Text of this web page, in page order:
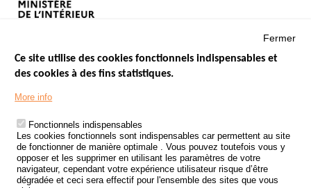
Menu
Footer
LES SITES PUBLICS
ÉTAT DE L’INSÉCURITÉ ROUTIÈRE
TRAITEMENT DES DONNÉES PERSONNELLES DES ACCIDENTS DE
LA ROUTE
ETUDES ET RECHERCHES
Fermer
Ce site utilise des cookies fonctionnels indispensables et
des cookies à des fins statistiques.
More info
Fonctionnels indispensables
Les cookies fonctionnels sont indispensables car permettent au site
de fonctionner de manière optimale . Vous pouvez toutefois vous y
opposer et les supprimer en utilisant les paramètres de votre
navigateur, cependant votre expérience utilisateur risque d’être
dégradée et ceci sera effectif pour l'ensemble des sites que vous